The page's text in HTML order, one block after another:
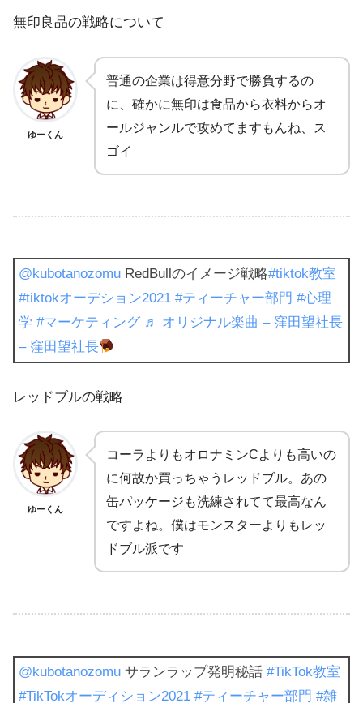
無印良品の戦略について
ゆーくん
普通の企業は得意分野で勝負するの
に、確かに無印は食品から衣料からオ
ールジャンルで攻めてますもんね、ス
ゴイ
@kubotanozomu RedBullのイメージ戦略#tiktok教室
#tiktokオーデション2021 #ティーチャー部門 #心理
学 #マーケティング ♬ オリジナル楽曲 – 窪田望社長
– 窪田望社長
レッドブルの戦略
ゆーくん
コーラよりもオロナミンCよりも高いの
に何故か買っちゃうレッドブル。あの
缶パッケージも洗練されてて最高なん
ですよね。僕はモンスターよりもレッ
ドブル派です
@kubotanozomu サランラップ発明秘話 #TikTok教室
#TikTokオーディション2021 #ティーチャー部門 #雑